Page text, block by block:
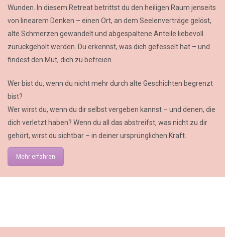
Wunden. In diesem Retreat betrittst du den heiligen Raum jenseits
von linearem Denken – einen Ort, an dem Seelenverträge gelöst,
alte Schmerzen gewandelt und abgespaltene Anteile liebevoll
zurückgeholt werden. Du erkennst, was dich gefesselt hat – und
findest den Mut, dich zu befreien.
Wer bist du, wenn du nicht mehr durch alte Geschichten begrenzt
bist?
Wer wirst du, wenn du dir selbst vergeben kannst – und denen, die
dich verletzt haben? Wenn du all das abstreifst, was nicht zu dir
gehört, wirst du sichtbar – in deiner ursprünglichen Kraft.
Mehr erfahren